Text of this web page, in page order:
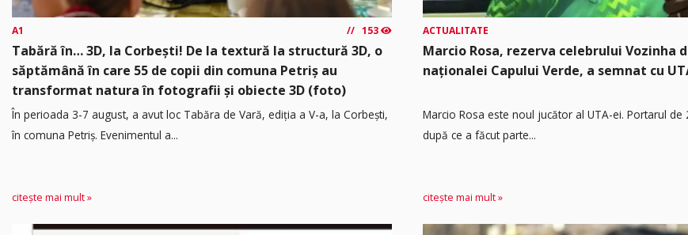
A1 153
Tabără în… 3D, la Corbești! De la textură la structură 3D, o
săptămână în care 55 de copii din comuna Petriș au
transformat natura în fotografii și obiecte 3D (foto)
În perioada 3-7 august, a avut loc Tabăra de Vară, ediția a V-a, la Corbești,
în comuna Petriș. Evenimentul a...
citește mai mult »
ACTUALITATE
Marcio Rosa, rezerva celebrului Vozinha
naționalei Capului Verde, a semnat cu
Marcio Rosa este noul jucător al UTA-ei. Portarul de
după ce a făcut parte...
citește mai mult »